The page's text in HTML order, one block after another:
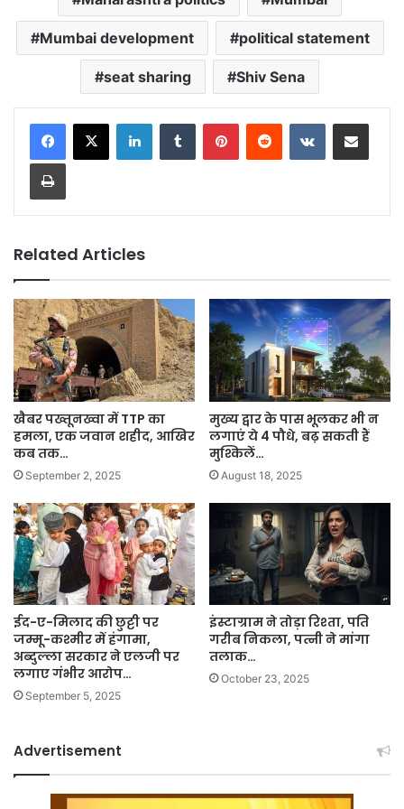
Mumbai development political statement
seat sharing Shiv Sena
LinkedInTumblr PinterestReddit VKontakteShare via Email
Print
Related Articles
खैबर पख्तूनख्वा में TTP का
हमला, एक जवान शहीद, आखिर
कब तक…
September 2, 2025
मुख्य द्वार के पास भूलकर भी न
लगाएं ये 4 पौधे, बढ़ सकती हैं
मुश्किलें…
August 18, 2025
ईद-ए-मिलाद की छुट्टी पर
जम्मू-कश्मीर में हंगामा,
अब्दुल्ला सरकार ने एलजी पर
लगाए गंभीर आरोप…
September 5, 2025
इंस्टाग्राम ने तोड़ा रिश्ता, पति
गरीब निकला, पत्नी ने मांगा
तलाक…
October 23, 2025
Advertisement